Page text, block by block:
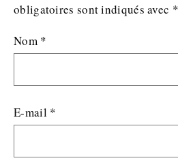
obligatoires sont indiqués avec *
Nom *
E-mail *